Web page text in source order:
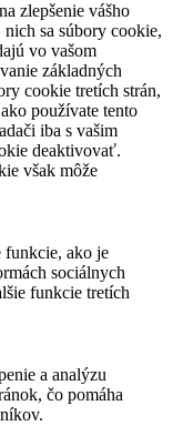
zlepšenie vášho
sa súbory cookie,
vo vašom
základných
cookie tretích strán,
používate tento
iba s vašim
deaktivovať.
však môže
funkcie, ako je
sociálnych
funkcie tretích
a analýzu
čo pomáha